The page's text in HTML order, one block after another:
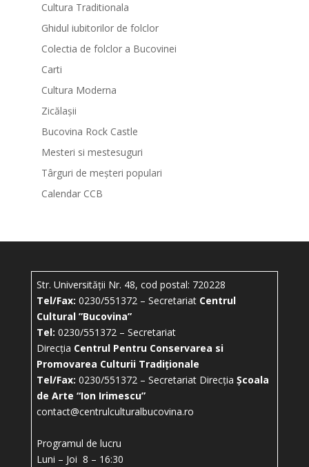
Cultura Traditionala
Ghidul iubitorilor de folclor
Colectia de folclor a Bucovinei
Carti
Cultura Moderna
Zicălașii
Bucovina Rock Castle
Mesteri si mestesuguri
Târguri de meșteri populari
Calendar CCB
Str. Universității Nr. 48, cod postal: 720228
Tel/Fax: 0230/551372 – Secretariat Centrul
Cultural ”Bucovina”
Tel: 0230/551372 – Secretariat
Direcția Centrul Pentru Conservarea si
Promovarea Culturii Tradiționale
Tel/Fax: 0230/551372 – Secretariat Direcția Școala
de Arte “Ion Irimescu”
contact@centrulculturalbucovina.ro
Programul de lucru
Luni – Joi 8 – 16:30